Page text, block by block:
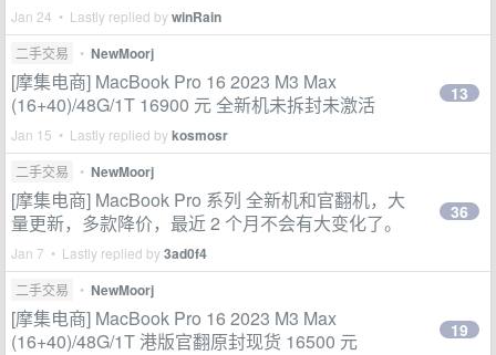
Jan 24 • Lastly replied bywinRain
二手交易 • NewMoorj
[摩集电商] MacBook Pro 16 2023 M3 Max
(16+40)/48G/1T 16900 元 全新机未拆封未激活
Jan 15 • Lastly replied bykosmosr
13
二手交易 • NewMoorj
[摩集电商] MacBook Pro 系列 全新机和官翻机，大
量更新，多款降价，最近 2 个月不会有大变化了。
Jan 7 • Lastly replied by3ad0f4
36
二手交易 • NewMoorj
[摩集电商] MacBook Pro 16 2023 M3 Max
(16+40)/48G/1T 港版官翻原封现货 16500 元
19